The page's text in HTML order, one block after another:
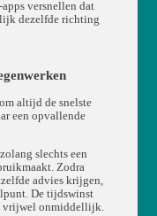
versnellen dat
dezelfde richting
altijd de snelste
een opvallende
slechts een
Zodra
advies krijgen,
De tijdswinst
vrijwel onmiddellijk.